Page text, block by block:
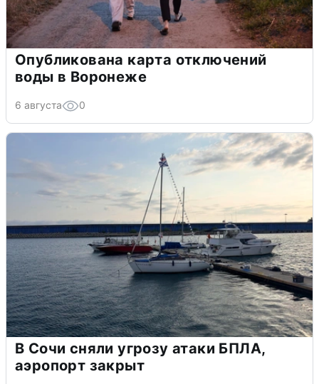
Опубликована карта отключений
воды в Воронеже
6 августа 0
В Сочи сняли угрозу атаки БПЛА,
аэропорт закрыт